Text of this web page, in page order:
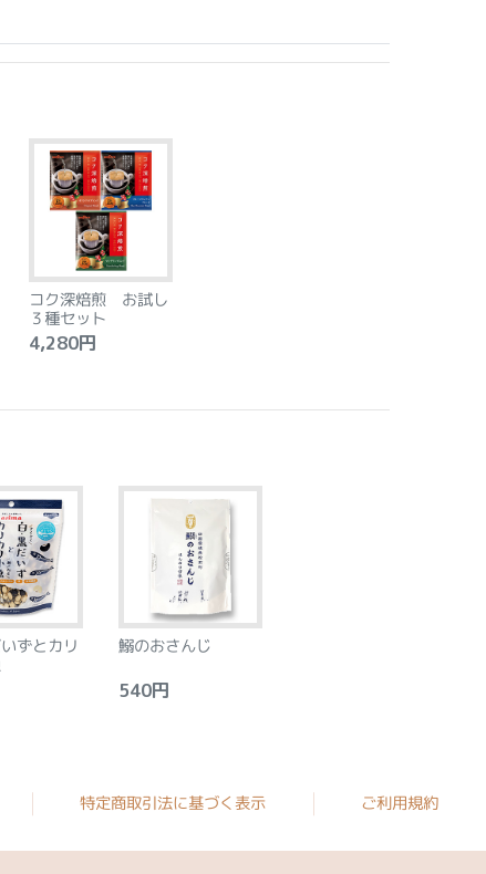
コク深焙煎 お試し
３種セット
4,280円
ずとカリ 鰯のおさんじ
540円
特定商取引法に基づく表示 ご利用規約